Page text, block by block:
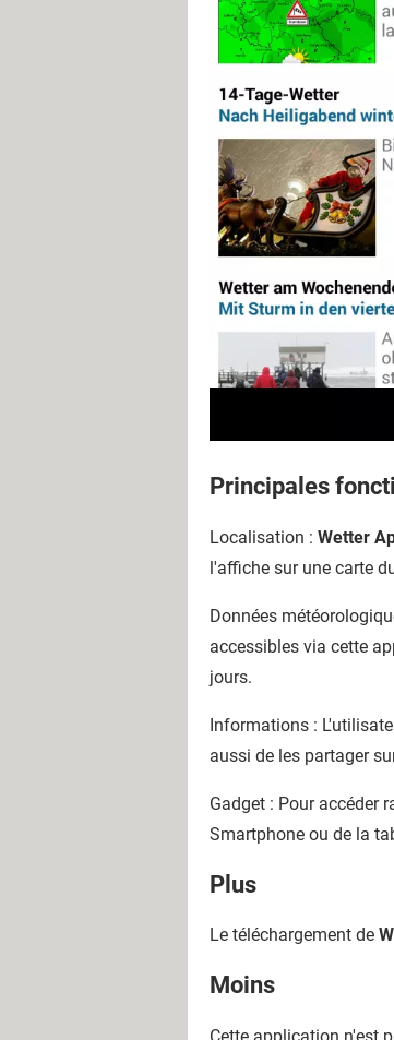
Principales
Localisation : Wetter
l'affiche sur une carte
Données
accessibles via cette
jours.
Informations :
aussi de les partager
Gadget : Pour accéder
Smartphone ou de la
Plus
Le téléchargement de
Moins
Cette application n'est